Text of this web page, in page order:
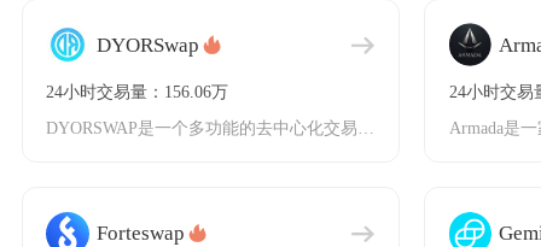
DYORSwap
24小时交易量：156.06万
Forteswap
24小时交易